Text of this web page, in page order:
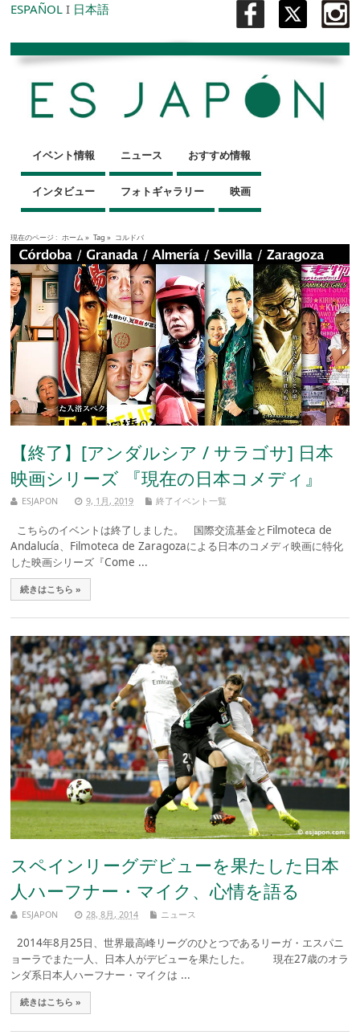
ESPAÑOL I 日本語
イベント情報 ニュース おすすめ情報
インタビュー フォトギャラリー 映画
現在のページ : ホーム » Tag » コルドバ
【終了】[アンダルシア / サラゴサ] 日本
映画シリーズ 『現在の日本コメディ』
ESJAPON 9, 1月, 2019 終了イベント一覧
こちらのイベントは終了しました。 国際交流基金とFilmoteca de
Andalucía、Filmoteca de Zaragozaによる日本のコメディ映画に特化
した映画シリーズ『Come ...
続きはこちら »
スペインリーグデビューを果たした日本
人ハーフナー・マイク、心情を語る
ESJAPON 28, 8月, 2014 ニュース
2014年8月25日、世界最高峰リーグのひとつであるリーガ・エスパニ
ョーラでまた一人、日本人がデビューを果たした。 現在27歳のオラ
ンダ系日本人ハーフナー・マイクは ...
続きはこちら »